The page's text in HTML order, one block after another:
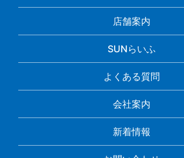
店舗案内
SUNらいふ
よくある質問
会社案内
新着情報